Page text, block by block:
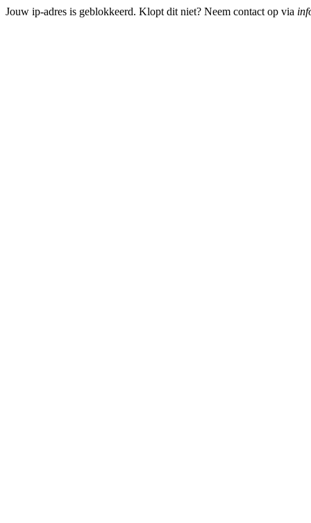
Jouw ip-adres is geblokkeerd. Klopt dit niet? Neem contact op via